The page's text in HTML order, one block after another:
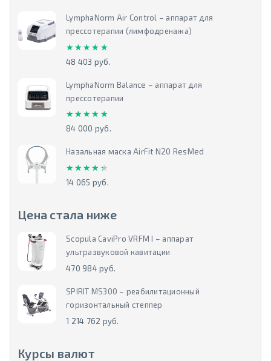
LymphaNorm Air Control – аппарат для
прессотерапии (лимфодренажа)
★★★★★
★★★★★
48 403 руб.
LymphaNorm Balance – аппарат для
прессотерапии
★★★★★
★★★★★
84 000 руб.
Назальная маска AirFit N20 ResMed
★★★★★
★★★★★
14 065 руб.
Цена стала ниже
Scopula CaviPro VRFM I – аппарат
ультразвуковой кавитации
470 984 руб.
SPIRIT MS300 – реабилитационный
горизонтальный степпер
1 214 762 руб.
Курсы валют